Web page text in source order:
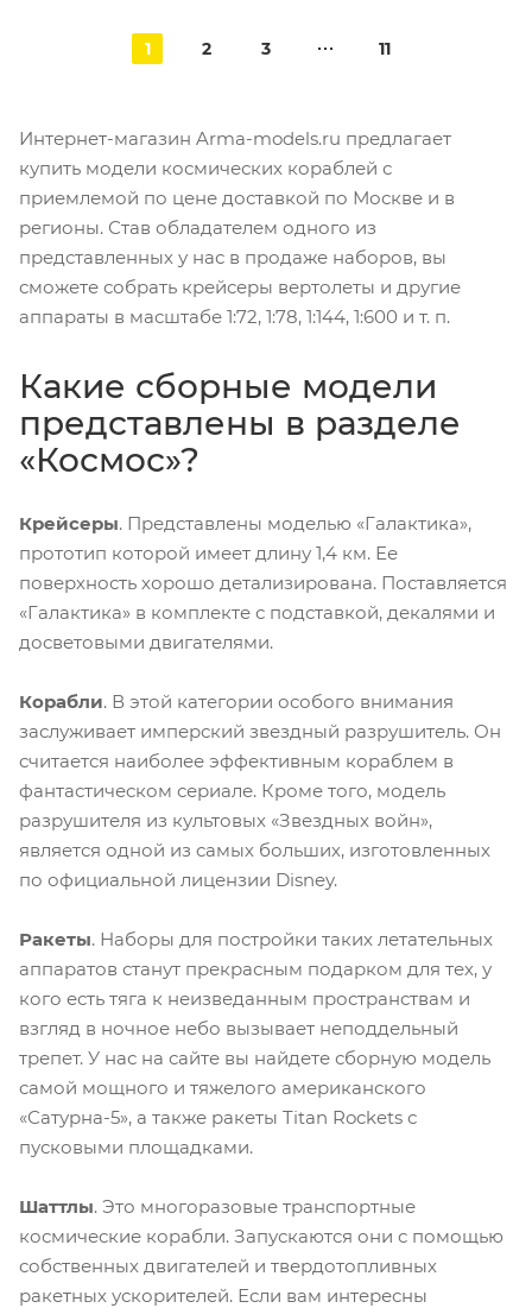
1 2 3 11
Интернет-магазин Arma-models.ru предлагает
купить модели космических кораблей с
приемлемой по цене доставкой по Москве и в
регионы. Став обладателем одного из
представленных у нас в продаже наборов, вы
сможете собрать крейсеры вертолеты и другие
аппараты в масштабе 1:72, 1:78, 1:144, 1:600 и т. п.
Какие сборные модели
представлены в разделе
«Космос»?
Крейсеры. Представлены моделью «Галактика»,
прототип которой имеет длину 1,4 км. Ее
поверхность хорошо детализирована. Поставляется
«Галактика» в комплекте с подставкой, декалями и
досветовыми двигателями.
Корабли. В этой категории особого внимания
заслуживает имперский звездный разрушитель. Он
считается наиболее эффективным кораблем в
фантастическом сериале. Кроме того, модель
разрушителя из культовых «Звездных войн»,
является одной из самых больших, изготовленных
по официальной лицензии Disney.
Ракеты. Наборы для постройки таких летательных
аппаратов станут прекрасным подарком для тех, у
кого есть тяга к неизведанным пространствам и
взгляд в ночное небо вызывает неподдельный
трепет. У нас на сайте вы найдете сборную модель
самой мощного и тяжелого американского
«Сатурна-5», а также ракеты Titan Rockets с
пусковыми площадками.
Шаттлы. Это многоразовые транспортные
космические корабли. Запускаются они с помощью
собственных двигателей и твердотопливных
ракетных ускорителей. Если вам интересны